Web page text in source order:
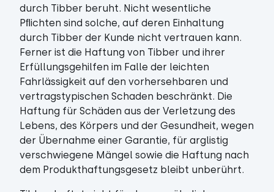
durch Tibber beruht. Nicht wesentliche
Pﬂichten sind solche, auf deren Einhaltung
durch Tibber der Kunde nicht vertrauen kann.
Ferner ist die Haftung von Tibber und ihrer
Erfüllungsgehilfen im Falle der leichten
Fahrlässigkeit auf den vorhersehbaren und
vertragstypischen Schaden beschränkt. Die
Haftung für Schäden aus der Verletzung des
Lebens, des Körpers und der Gesundheit, wegen
der Übernahme einer Garantie, für arglistig
verschwiegene Mängel sowie die Haftung nach
dem Produkthaftungsgesetz bleibt unberührt.